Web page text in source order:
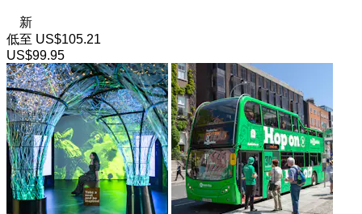
新
低至 US$105.21
US$99.95